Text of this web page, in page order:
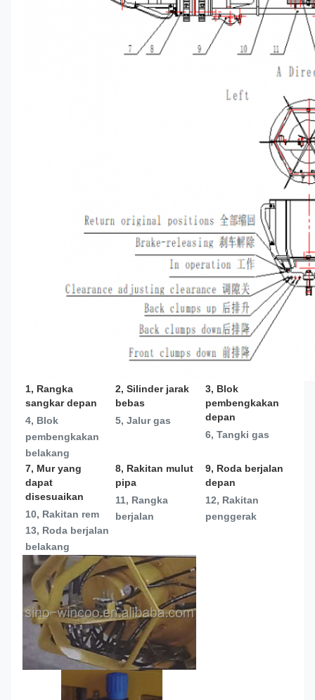
1, Rangka
sangkar depan
4, Blok
pembengkakan
belakang
2, Silinder jarak
bebas
5, Jalur gas
3, Blok
pembengkakan
depan
6, Tangki gas
7, Mur yang
dapat
disesuaikan
10, Rakitan rem
13, Roda berjalan
belakang
8, Rakitan mulut
pipa
11, Rangka
berjalan
9, Roda berjalan
depan
12, Rakitan
penggerak